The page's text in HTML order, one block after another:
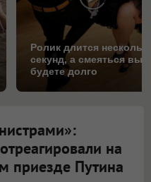
Ролик длится
секунд, а смеяться вы
будете долго
на
приезде Путина